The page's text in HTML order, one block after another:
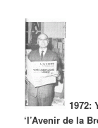
1972:
‘l’Avenir de la